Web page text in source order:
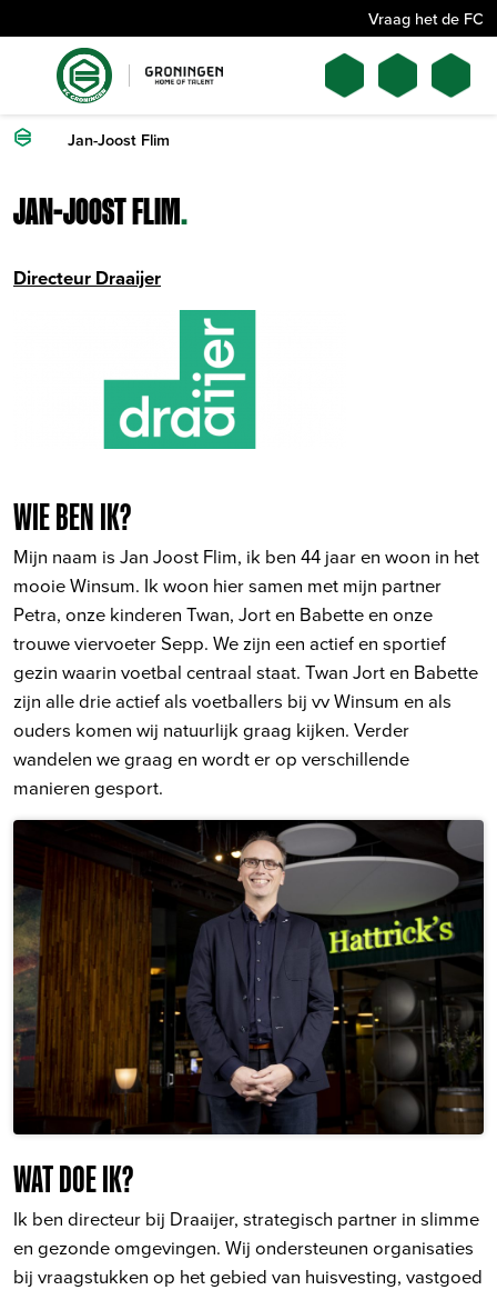
Vraag het de FC
Jan-Joost Flim
JAN-JOOST FLIM.
Directeur Draaijer
WIE BEN IK?
Mijn naam is Jan Joost Flim, ik ben 44 jaar en woon in het
mooie Winsum. Ik woon hier samen met mijn partner
Petra, onze kinderen Twan, Jort en Babette en onze
trouwe viervoeter Sepp. We zijn een actief en sportief
gezin waarin voetbal centraal staat. Twan Jort en Babette
zijn alle drie actief als voetballers bij vv Winsum en als
ouders komen wij natuurlijk graag kijken. Verder
wandelen we graag en wordt er op verschillende
manieren gesport.
WAT DOE IK?
Ik ben directeur bij Draaijer, strategisch partner in slimme
en gezonde omgevingen. Wij ondersteunen organisaties
bij vraagstukken op het gebied van huisvesting, vastgoed